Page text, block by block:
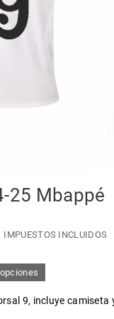
25 Mbappé
IMPUESTOS INCLUIDOS
9, incluye camiseta